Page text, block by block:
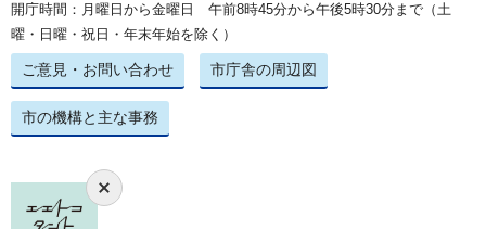
開庁時間：月曜日から金曜日 午前8時45分から午後5時30分まで（土
曜・日曜・祝日・年末年始を除く）
ご意見・お問い合わせ 市庁舎の周辺図
市の機構と主な事務